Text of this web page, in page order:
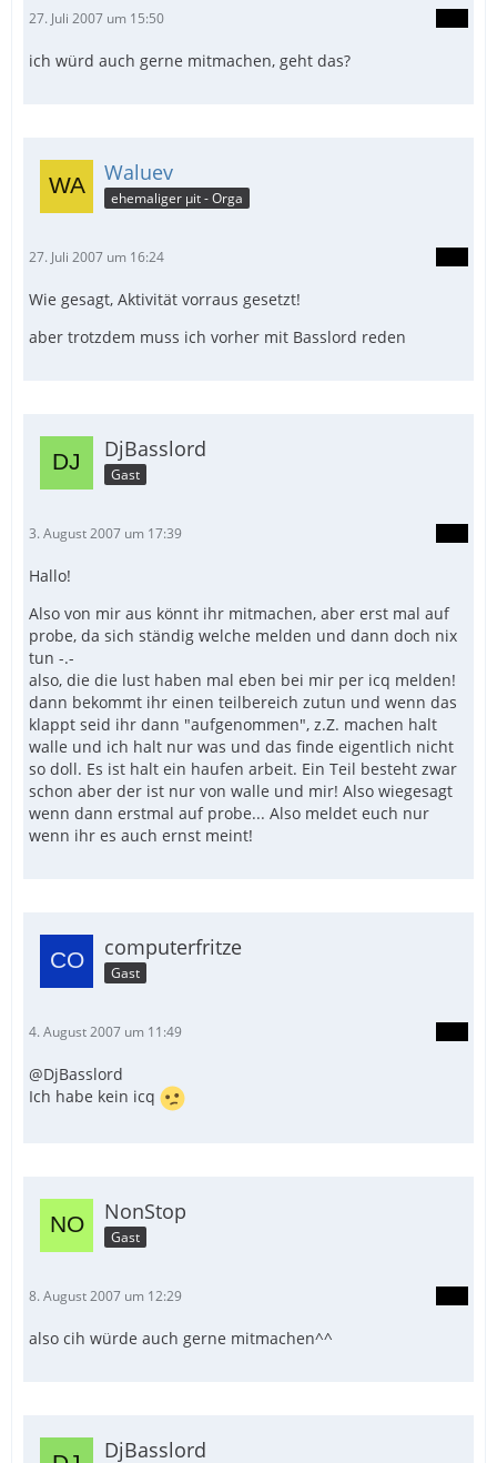
27. Juli 2007 um 15:50
ich würd auch gerne mitmachen, geht das?
Waluev
ehemaliger µit - Orga
27. Juli 2007 um 16:24
Wie gesagt, Aktivität vorraus gesetzt!
aber trotzdem muss ich vorher mit Basslord reden
DjBasslord
Gast
3. August 2007 um 17:39
Hallo!
Also von mir aus könnt ihr mitmachen, aber erst mal auf
probe, da sich ständig welche melden und dann doch nix
tun -.-
also, die die lust haben mal eben bei mir per icq melden!
dann bekommt ihr einen teilbereich zutun und wenn das
klappt seid ihr dann "aufgenommen", z.Z. machen halt
walle und ich halt nur was und das finde eigentlich nicht
so doll. Es ist halt ein haufen arbeit. Ein Teil besteht zwar
schon aber der ist nur von walle und mir! Also wiegesagt
wenn dann erstmal auf probe... Also meldet euch nur
wenn ihr es auch ernst meint!
computerfritze
Gast
4. August 2007 um 11:49
@DjBasslord
Ich habe kein icq
NonStop
Gast
8. August 2007 um 12:29
also cih würde auch gerne mitmachen^^
DjBasslord